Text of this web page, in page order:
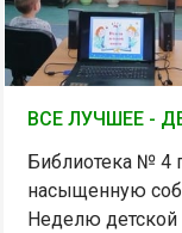
ВСЕ ЛУЧШЕЕ -
Библиотека № 4
насыщенную
Неделю детской